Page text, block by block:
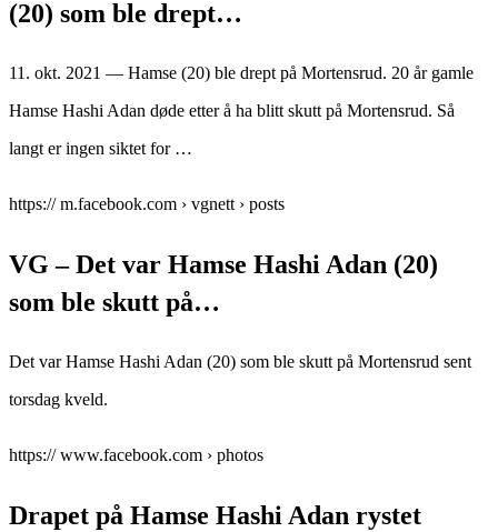
(20) som ble drept…
11. okt. 2021 — Hamse (20) ble drept på Mortensrud. 20 år gamle
Hamse Hashi Adan døde etter å ha blitt skutt på Mortensrud. Så
langt er ingen siktet for …
https:// m.facebook.com › vgnett › posts
VG – Det var Hamse Hashi Adan (20)
som ble skutt på…
Det var Hamse Hashi Adan (20) som ble skutt på Mortensrud sent
torsdag kveld.
https:// www.facebook.com › photos
Drapet på Hamse Hashi Adan rystet